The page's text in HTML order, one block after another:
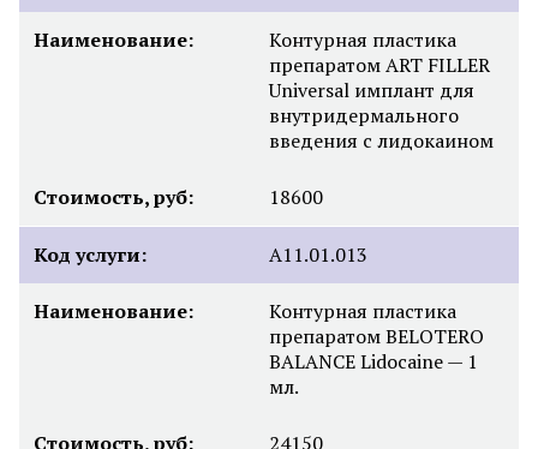
Наименование:
Контурная пластика
препаратом ART FILLER
Universal имплант для
внутридермального
введения с лидокаином
Стоимость, руб: 18600
Код услуги: А11.01.013
Наименование:
Контурная пластика
препаратом BELOTERO
BALANCE Lidocaine — 1
мл.
Стоимость, руб: 24150